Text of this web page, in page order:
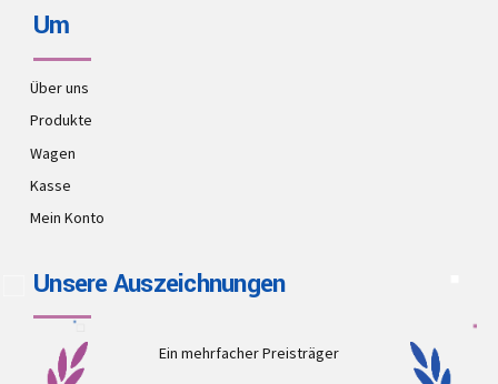
Um
Über uns
Produkte
Wagen
Kasse
Mein Konto
Unsere Auszeichnungen
Ein mehrfacher Preisträger